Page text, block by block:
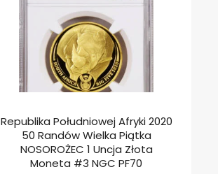
Republika Południowej Afryki 2020
50 Randów Wielka Piątka
NOSOROŻEC 1 Uncja Złota
Moneta #3 NGC PF70